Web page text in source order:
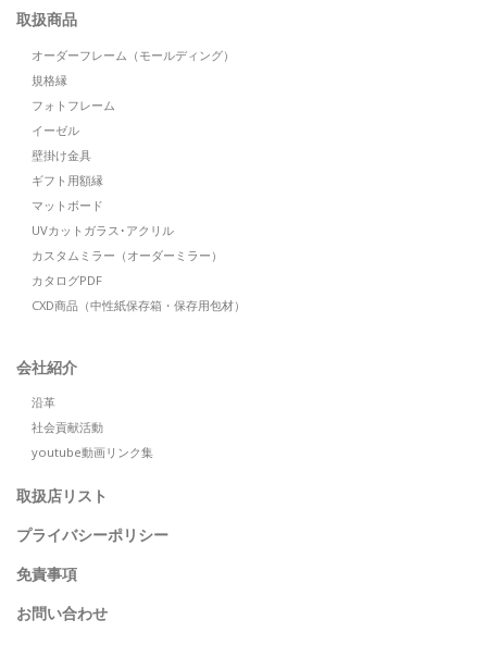
取扱商品
オーダーフレーム（モールディング）
規格縁
フォトフレーム
イーゼル
壁掛け金具
ギフト用額縁
マットボード
UVカットガラス･アクリル
カスタムミラー（オーダーミラー）
カタログPDF
CXD商品（中性紙保存箱・保存用包材）
会社紹介
沿革
社会貢献活動
youtube動画リンク集
取扱店リスト
プライバシーポリシー
免責事項
お問い合わせ